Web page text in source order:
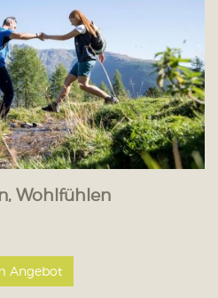
Wohlfühlen
Angebot